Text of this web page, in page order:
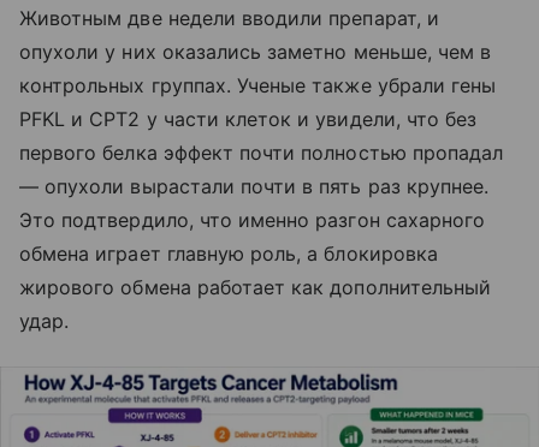
Животным две недели вводили препарат, и
опухоли у них оказались заметно меньше, чем в
контрольных группах. Ученые также убрали гены
PFKL и CPT2 у части клеток и увидели, что без
первого белка эффект почти полностью пропадал
— опухоли вырастали почти в пять раз крупнее.
Это подтвердило, что именно разгон сахарного
обмена играет главную роль, а блокировка
жирового обмена работает как дополнительный
удар.